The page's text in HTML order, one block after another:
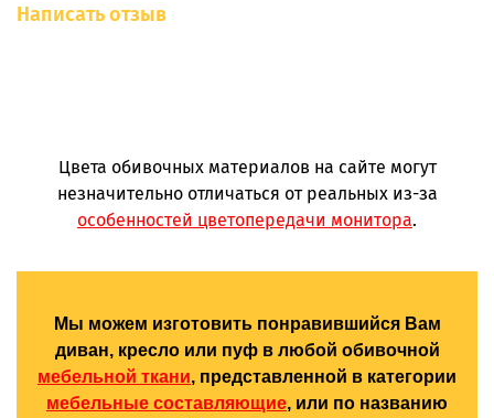
Написать отзыв
Цвета обивочных материалов на сайте могут
незначительно отличаться от реальных из-за
особенностей цветопередачи монитора.
Мы можем изготовить понравившийся Вам
диван, кресло или пуф в любой обивочной
мебельной ткани, представленной в категории
мебельные составляющие, или по названию